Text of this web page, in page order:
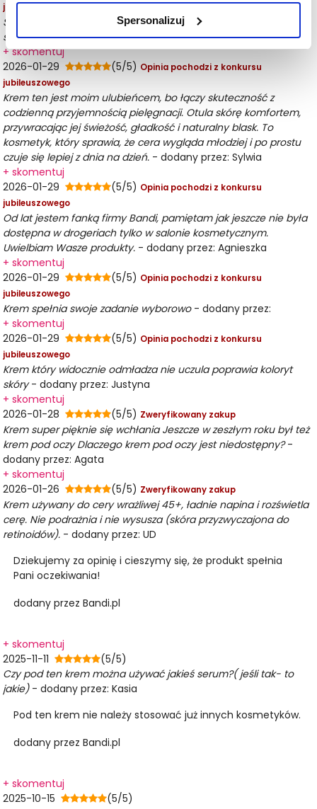
Spersonalizuj
jubileuszowego
Skuteczny krem bardzo dobrej marki wyróżniającej się
stabilnymi składami.- dodany przez: Angelika
+ skomentuj
2026-01-29
(5/5) Opinia pochodzi z konkursu
jubileuszowego
Krem ten jest moim ulubieńcem, bo łączy skuteczność z
codzienną przyjemnością pielęgnacji. Otula skórę komfortem,
przywracając jej świeżość, gładkość i naturalny blask. To
kosmetyk, który sprawia, że cera wygląda młodziej i po prostu
czuje się lepiej z dnia na dzień. - dodany przez: Sylwia
+ skomentuj
2026-01-29
(5/5) Opinia pochodzi z konkursu
jubileuszowego
Od lat jestem fanką firmy Bandi, pamiętam jak jeszcze nie była
dostępna w drogeriach tylko w salonie kosmetycznym.
Uwielbiam Wasze produkty. - dodany przez: Agnieszka
+ skomentuj
2026-01-29
(5/5) Opinia pochodzi z konkursu
jubileuszowego
Krem spełnia swoje zadanie wyborowo- dodany przez:
+ skomentuj
2026-01-29
(5/5) Opinia pochodzi z konkursu
jubileuszowego
Krem który widocznie odmładza nie uczula poprawia koloryt
skóry- dodany przez: Justyna
+ skomentuj
2026-01-28
(5/5) Zweryfikowany zakup
Krem super pięknie się wchłania Jeszcze w zeszłym roku był też
krem pod oczy Dlaczego krem pod oczy jest niedostępny?-
dodany przez: Agata
+ skomentuj
2026-01-26
(5/5) Zweryfikowany zakup
Krem używany do cery wrażliwej 45+, ładnie napina i rozświetla
cerę. Nie podrażnia i nie wysusza (skóra przyzwyczajona do
retinoidów). - dodany przez: UD
Dziekujemy za opinię i cieszymy się, że produkt spełnia
Pani oczekiwania!
dodany przez Bandi.pl
+ skomentuj
2025-11-11
(5/5)
Czy pod ten krem można używać jakieś serum?( jeśli tak- to
jakie) - dodany przez: Kasia
Pod ten krem nie należy stosować już innych kosmetyków.
dodany przez Bandi.pl
+ skomentuj
2025-10-15
(5/5)